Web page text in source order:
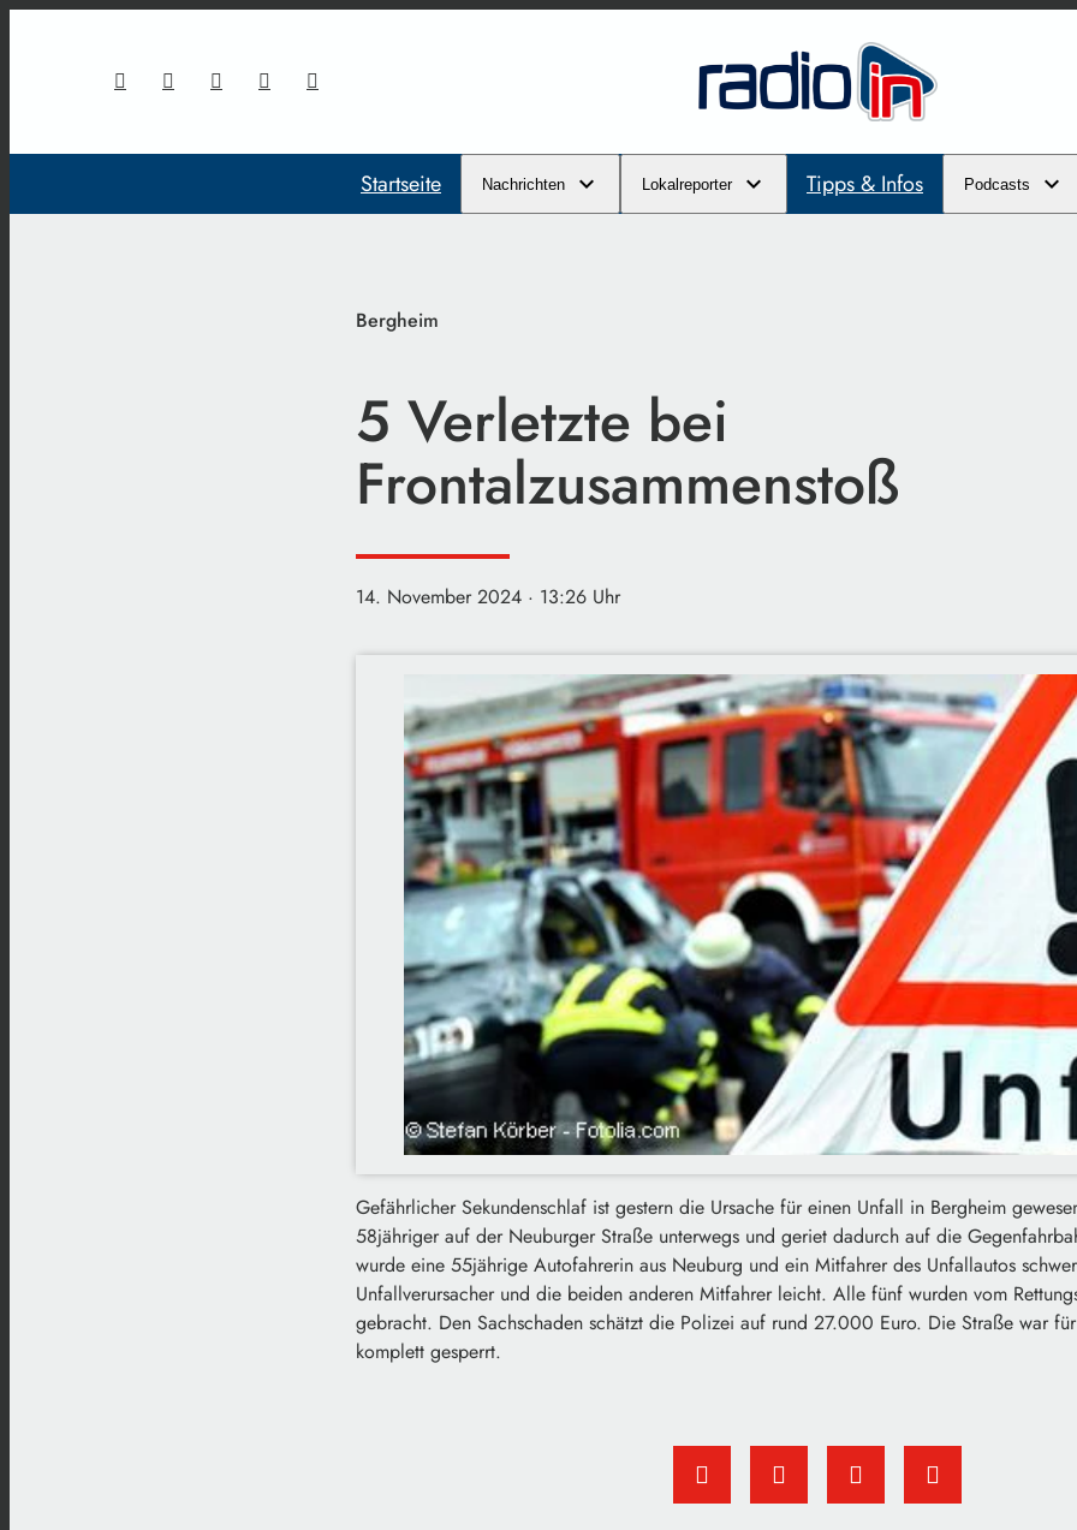
Startseite Nachrichten Lokalreporter Tipps & Infos Podcasts
Bergheim
5 Verletzte bei
Frontalzusammenstoß
14. November 2024 · 13:26 Uhr
Gefährlicher Sekundenschlaf ist gestern die Ursache für einen Unfall in Bergheim
58jähriger auf der Neuburger Straße unterwegs und geriet dadurch auf die
wurde eine 55jährige Autofahrerin aus Neuburg und ein Mitfahrer des Unfallautos
Unfallverursacher und die beiden anderen Mitfahrer leicht. Alle fünf wurden vom
gebracht. Den Sachschaden schätzt die Polizei auf rund 27.000 Euro. Die Straße war
komplett gesperrt.